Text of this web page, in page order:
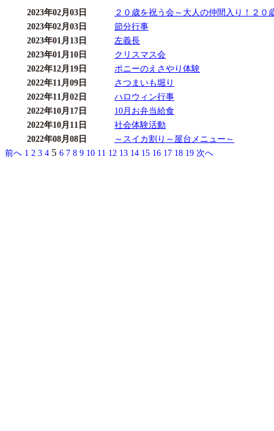
2023年02月03日
２０歳を祝う会～大人の仲間入り！２０
2023年02月03日
節分行事
2023年01月13日
左義長
2023年01月10日
クリスマス会
2022年12月19日
ポニーのえさやり体験
2022年11月09日
さつまいも堀り
2022年11月02日
ハロウィン行事
2022年10月17日
10月お弁当給食
2022年10月11日
社会体験活動
2022年08月08日
～スイカ割り～屋台メニュー～
前へ 1 2 3 4 5 6 7 8 9 10 11 12 13 14 15 16 17 18 19 次へ